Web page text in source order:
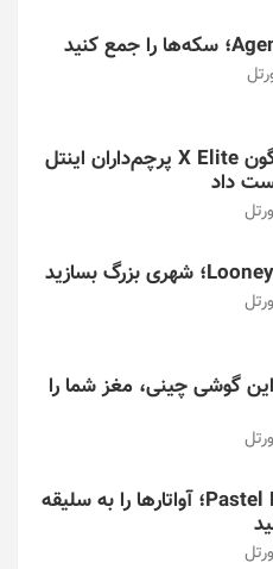
تراشه اسنپدراگون X Elite پرچم‌داران اینتل
گوشی چینی، مغز شما را
بازی/ Pastel Friends؛ آواتارها را به سلیقه